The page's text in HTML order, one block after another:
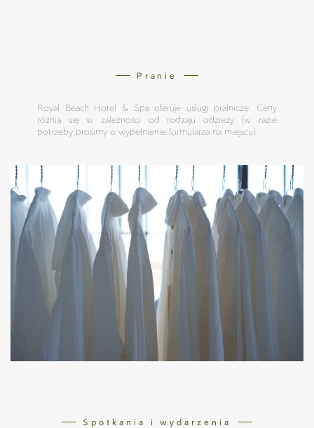
Pranie
Royal Beach Hotel & Spa oferuje usługi pralnicze. Ceny
różnią się w zależności od rodzaju odzieży (w razie
potrzeby prosimy o wypełnienie formularza na miejscu).
Spotkania i wydarzenia